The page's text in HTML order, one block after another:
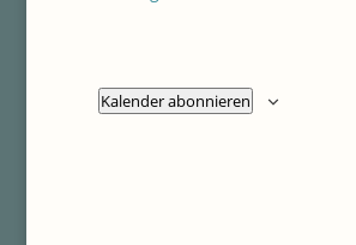
Kalender abonnieren